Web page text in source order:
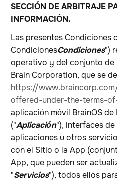
SECCIÓN DE ARBITRAJE
INFORMACIÓN.
Las presentes Condiciones
CondicionesCondiciones")
operativo y del conjunto
Brain Corporation, que se
https://
offered-under-the-terms-
aplicación móvil BrainOS
("Aplicación"), interfaces
aplicaciones u otros
con el Sitio o la App
App, que pueden ser
"Servicios"), todos ellos